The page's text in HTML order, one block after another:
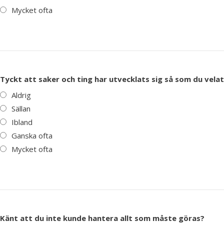
Mycket ofta
Tyckt att saker och ting har utvecklats sig så som du
Aldrig
Sällan
Ibland
Ganska ofta
Mycket ofta
Känt att du inte kunde hantera allt som måste göras?